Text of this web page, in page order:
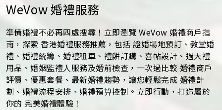
WeVow 婚禮服務
準備婚禮不必再四處搜尋！立即瀏覽 WeVow 婚禮商戶指
南，探索 香港婚禮服務推薦，包括 證婚場地預訂、教堂婚
禮、婚禮統籌、婚禮租車、禮餅訂購、喜帖設計、過大禮
用品、婚姻監禮人服務及婚前檢查，一次過比較 婚禮商戶
評價、優惠套餐、最新婚禮趨勢，讓您輕鬆完成 婚禮計
劃、婚禮流程安排、婚禮預算控制。立即行動，打造屬於
你的 完美婚禮體驗！